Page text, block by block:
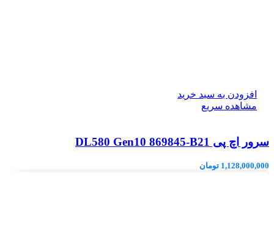
افزودن به سبد خرید
مشاهده سریع
سرور اچ پی DL580 Gen10 869845-B21
1,128,000,000 تومان